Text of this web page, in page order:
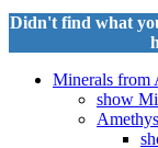
Didn't find what
Minerals from
show